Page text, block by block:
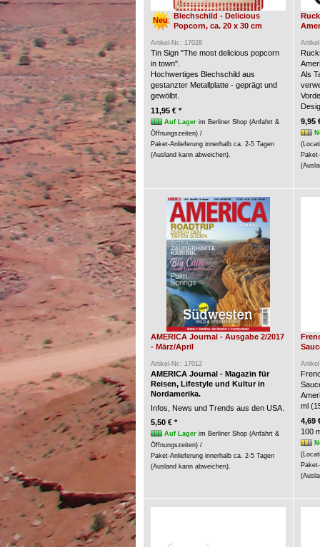
Neu
Blechschild - Delicious
Popcorn, ca. 20 x 30 cm
Artikel-Nr.: 17028
Tin Sign "The most delicious popcorn
in town".
Hochwertiges Blechschild aus
gestanzter Metallplatte - geprägt und
gewölbt.
11,95 € *
Auf Lagerim Berliner Shop (Anfahrt &
Öffnungszeiten) /
Paket-Anlieferung innerhalb ca. 2-5 Tagen
(Ausland kann abweichen).
Als
9,95
AMERICA Journal - Ausgabe 2/2017
- März/April
Artikel-Nr.: 17012
AMERICA Journal - Magazin für
Reisen, Lifestyle und Kultur in
Nordamerika.
Infos, News und Trends aus den USA.
5,50 € *
Auf Lagerim Berliner Shop (Anfahrt &
Öffnungszeiten) /
Paket-Anlieferung innerhalb ca. 2-5 Tagen
(Ausland kann abweichen).
ml
4,69
100